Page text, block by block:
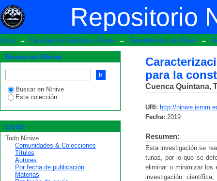
Repositorio
Caracterización minero – ambiental
Las Tunas.
Inicio → Facultad de Geología y Minas → Departamento de Minas →
para la
Cuenca Quintana,
URI: http://
Fecha: 2019
Resumen:
Esta investigación se
tunas, por lo que se
eliminar o minimizar los
investigación
Buscar en Nínive
Buscar en Nínive
Esta colección
Listar
Todo Nínive
Comunidades & Colecciones
Títulos
Autores
Por fecha de publicación
Materias